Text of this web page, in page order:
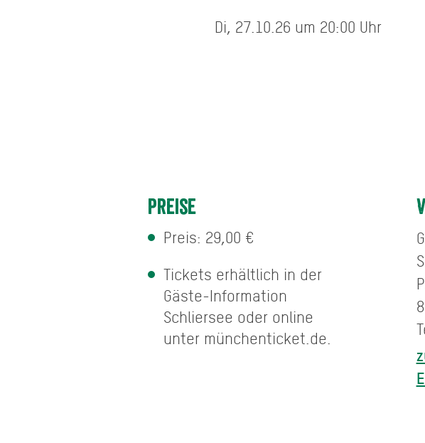
Di, 27.10.26 um 20:00 Uhr
Preise
Preis: 29,00 €
Tickets erhältlich in der
Gäste-Information
Schliersee oder online
unter münchenticket.de.